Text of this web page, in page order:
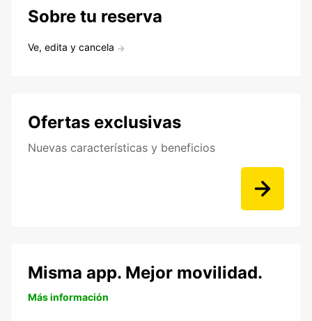
Sobre tu reserva
Ve, edita y cancela
Ofertas exclusivas
Nuevas características y beneficios
Misma app. Mejor movilidad.
Más información